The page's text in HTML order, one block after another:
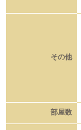
その他
部屋数